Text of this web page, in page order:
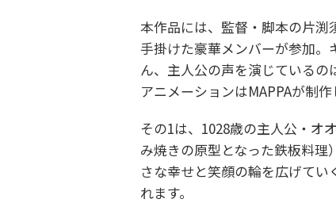
本作品には、監督・脚本の片
手掛けた豪華メンバーが参加
ん、主人公の声を演じているの
アニメーションはMAPPAが制作
その1は、1028歳の主人公・オ
み焼きの原型となった鉄板料
さな幸せと笑顔の輪を広げて
れます。